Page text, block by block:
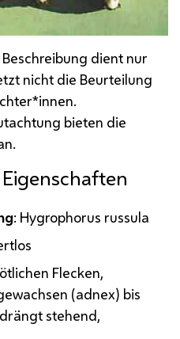
dient nur
nicht die Beurteilung
bieten die
: Hygrophorus russula
Flecken,
(adnex) bis
stehend,